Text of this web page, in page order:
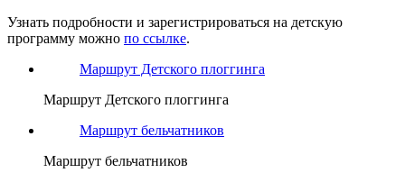
Узнать подробности и зарегистрироваться на детскую
программу можно по ссылке.
Маршрут Детского плоггинга
Маршрут Детского плоггинга
Маршрут бельчатников
Маршрут бельчатников